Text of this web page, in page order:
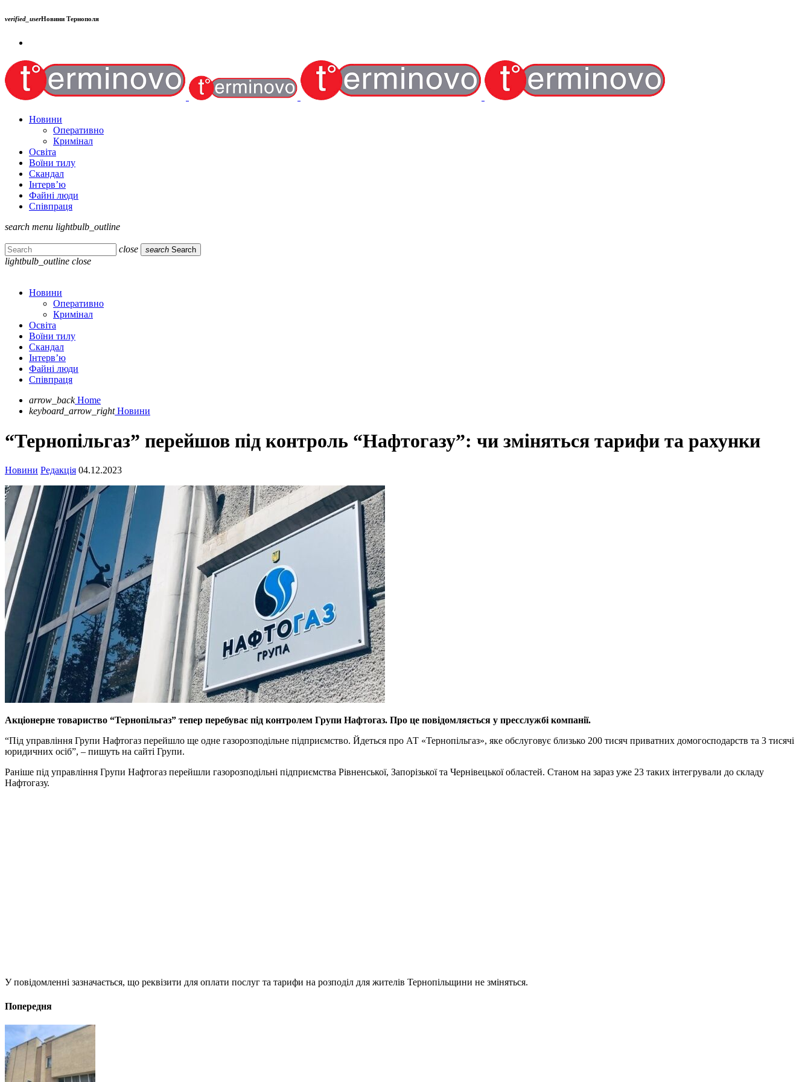
verified_userНовини Тернополя
Новини
Оперативно
Кримінал
Освіта
Воїни тилу
Скандал
Інтерв’ю
Файні люди
Співпраця
search menu lightbulb_outline
close search Search
lightbulb_outline close
Новини
Оперативно
Кримінал
Освіта
Воїни тилу
Скандал
Інтерв’ю
Файні люди
Співпраця
arrow_back Home
keyboard_arrow_right Новини
“Тернопільгаз” перейшов під контроль “Нафтогазу”: чи зміняться тарифи та рахунки
Новини Редакція 04.12.2023
Акціонерне товариство “Тернопільгаз” тепер перебуває під контролем Групи Нафтогаз. Про це повідомляється у пресслужбі компанії.
“Під управління Групи Нафтогаз перейшло ще одне газорозподільне підприємство. Йдеться про АТ «Тернопільгаз», яке обслуговує близько 200 тисяч приватних домогосподарств та 3 тисячі
юридичних осіб”, – пишуть на сайті Групи.
Раніше під управління Групи Нафтогаз перейшли газорозподільні підприємства Рівненської, Запорізької та Чернівецької областей. Станом на зараз уже 23 таких інтегрували до складу
Нафтогазу.
У повідомленні зазначається, що реквізити для оплати послуг та тарифи на розподіл для жителів Тернопільщини не зміняться.
Попередня